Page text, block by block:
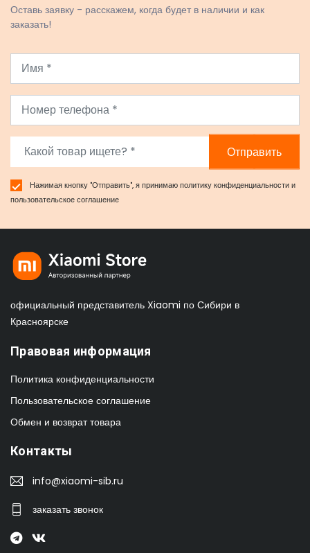
Оставь заявку - расскажем, когда будет в наличии и как
заказать!
Отправить
Нажимая кнопку "Отправить", я принимаюполитику конфиденциальностии
пользовательское соглашение
официальный представитель Xiaomi по Сибири в
Красноярске
Правовая информация
Политика конфиденциальности
Пользовательское соглашение
Обмен и возврат товара
Контакты
info@xiaomi-sib.ru
заказать звонок